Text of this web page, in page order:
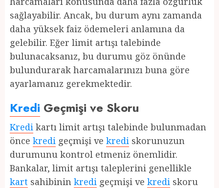
sağlayabilir. Ancak, bu durum aynı zamanda
daha yüksek faiz ödemeleri anlamına da
gelebilir. Eğer limit artışı talebinde
bulunacaksanız, bu durumu göz önünde
bulundurarak harcamalarınızı buna göre
ayarlamanız gerekmektedir.
Kredi Geçmişi ve Skoru
Kredi kartı limit artışı talebinde bulunmadan
önce kredi geçmişi ve kredi skorunuzun
durumunu kontrol etmeniz önemlidir.
Bankalar, limit artışı taleplerini genellikle
kart sahibinin kredi geçmişi ve kredi skoru